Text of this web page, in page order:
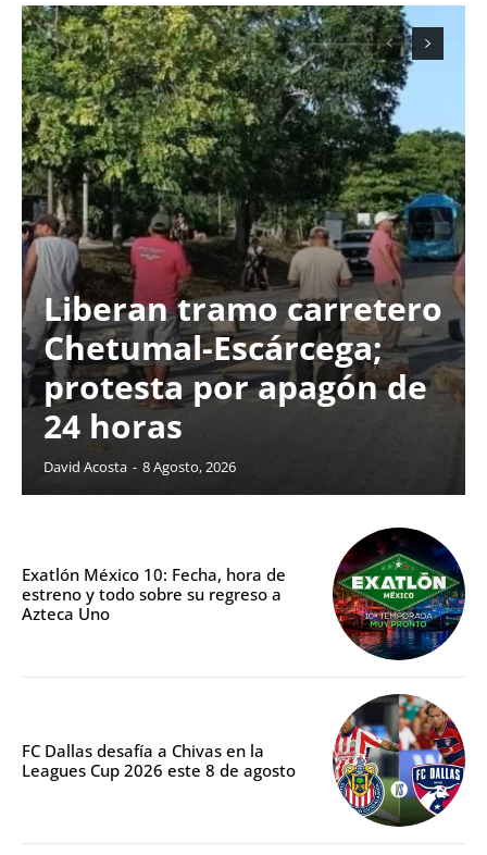
Liberan tramo carretero
Chetumal-Escárcega;
protesta por apagón de
24 horas
David Acosta - 8 Agosto, 2026
Exatlón México 10: Fecha, hora de
estreno y todo sobre su regreso a
Azteca Uno
FC Dallas desafía a Chivas en la
Leagues Cup 2026 este 8 de agosto